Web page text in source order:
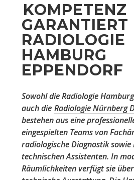
KOMPETENZ
GARANTIERT
RADIOLOGIE
HAMBURG
EPPENDORF
Sowohl die Radiologie
auch die Radiologie Nürnberg
bestehen aus eine
eingespielten Teams von
radiologische Diagnostik sowie
technischen Assistenten. In
Räumlichkeiten verfügt sie